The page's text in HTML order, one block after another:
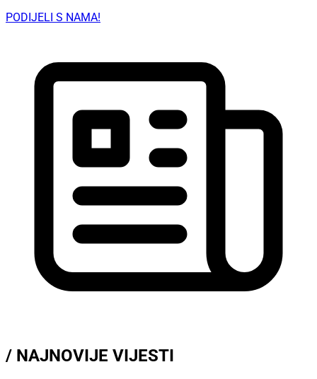
PODIJELI S NAMA!
/ NAJNOVIJE VIJESTI